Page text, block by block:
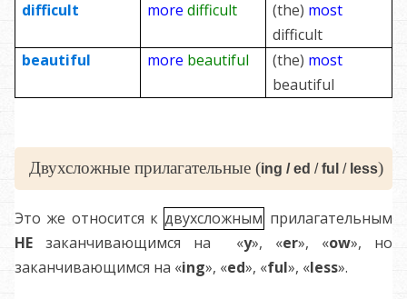
difficult more difficult (the) most
difficult
beautiful
more beautiful (the) most
beautiful
Двухсложные прилагательные (ing / ed /ful / less)
Это же относится к двухсложным прилагательным
НЕ заканчивающимся на «y», «er», «ow», но
заканчивающимся на «ing», «ed», «ful», «less».